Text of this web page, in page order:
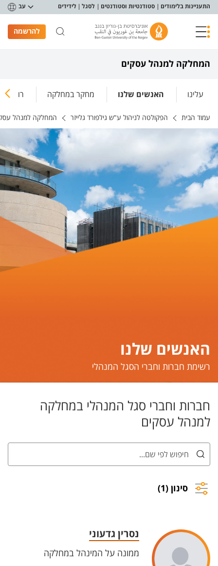
תפריט נגישות
התעניינות בלימודים סטודנטיות וסטודנטים לסגל לידידים עב
להרשמה
המחלקה למנהל עסקים
עלינו האנשים שלנו מחקר במחלקה רוצה
עמוד הבית הפקולטה לניהול ע"ש גילפורד גלייזר המחלקה למנהל
האנשים שלנו
​​​​​רשימת חברות וחברי הסגל המנהלי
חברות וחברי סגל המנהלי במחלקה
למנהל עסקים
סינון (1)
נסרין גדעוני
ממונה על המינהל במחלקה